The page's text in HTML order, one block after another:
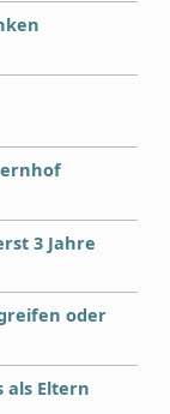
3 Jahre
oder
als Eltern